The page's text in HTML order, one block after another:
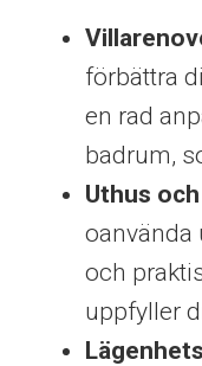
förbättra
en rad
badrum,
Uthus
oanvända
och
uppfyller